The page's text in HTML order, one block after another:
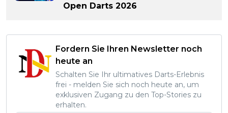
Open Darts 2026
Fordern Sie Ihren Newsletter noch
heute an
Schalten Sie Ihr ultimatives Darts-Erlebnis
frei - melden Sie sich noch heute an, um
exklusiven Zugang zu den Top-Stories zu
erhalten.